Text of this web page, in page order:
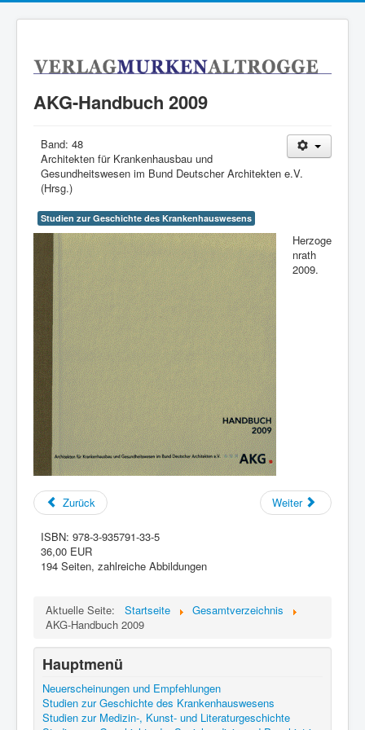
AKG-Handbuch 2009
Band: 48
Architekten für Krankenhausbau und
Gesundheitswesen im Bund Deutscher Architekten e.V.
(Hrsg.)
Studien zur Geschichte des Krankenhauswesens
Herzoge
nrath
2009.
Zurück Weiter
ISBN: 978-3-935791-33-5
36,00 EUR
194 Seiten, zahlreiche Abbildungen
Aktuelle Seite: Startseite
Gesamtverzeichnis
AKG-Handbuch 2009
Hauptmenü
Neuerscheinungen und Empfehlungen
Studien zur Geschichte des Krankenhauswesens
Studien zur Medizin-, Kunst- und Literaturgeschichte